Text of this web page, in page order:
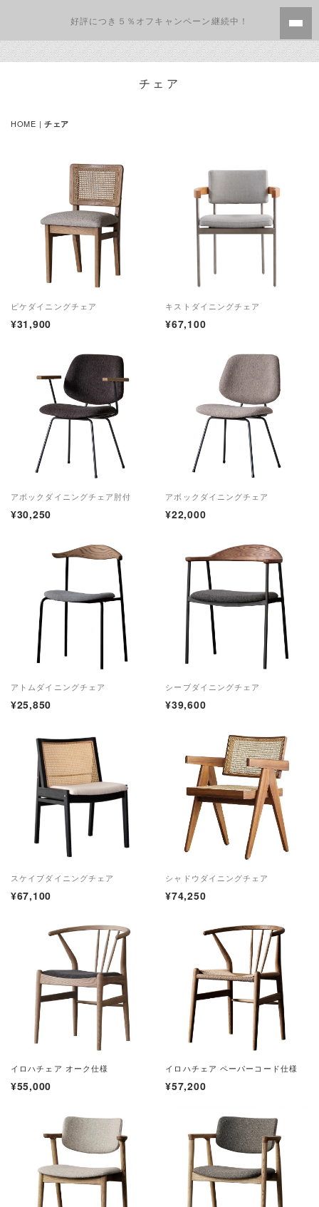
好評につき５％オフキャンペーン継続中！
チェア
HOME | チェア
ピケダイニングチェア
¥31,900
キストダイニングチェア
¥67,100
アボックダイニングチェア肘付
¥30,250
アボックダイニングチェア
¥22,000
アトムダイニングチェア
¥25,850
シーブダイニングチェア
¥39,600
スケイブダイニングチェア
¥67,100
シャドウダイニングチェア
¥74,250
イロハチェア オーク仕様
¥55,000
イロハチェア ペーパーコード仕様
¥57,200